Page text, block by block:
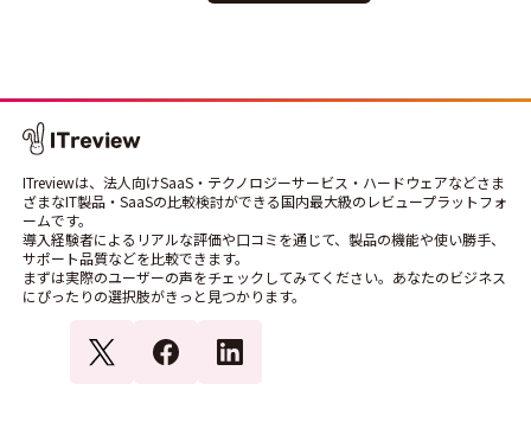
ITreviewは、法人向けSaaS・テクノロジーサービス・ハードウェアなどさま
ざまなIT製品・SaaSの比較検討ができる国内最大級のレビュープラットフォ
ームです。
導入経験者によるリアルな評価や口コミを通じて、製品の機能や使い勝手、
サポート品質などを比較できます。
まずは実際のユーザーの声をチェックしてみてください。あなたのビジネス
にぴったりの選択肢がきっと見つかります。